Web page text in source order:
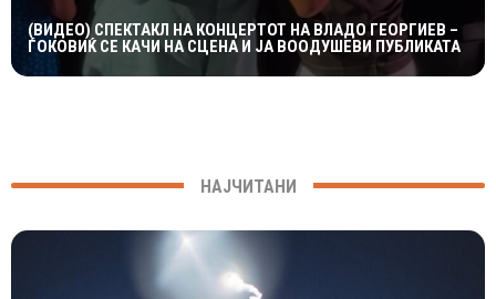
(ВИДЕО) СПЕКТАКЛ НА КОНЦЕРТОТ НА ВЛАДО ГЕОРГИЕВ –
ЃОКОВИЌ СЕ КАЧИ НА СЦЕНА И ЈА ВООДУШЕВИ ПУБЛИКАТА
НАЈЧИТАНИ